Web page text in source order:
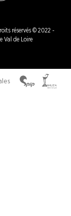
réservés © 2022 -
Val de Loire